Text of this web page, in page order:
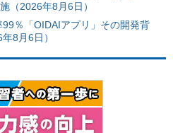
（2026年8月6日）
％「OIDAIアプリ」その開発背
8月6日）